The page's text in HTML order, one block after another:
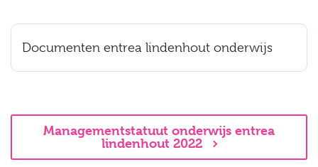
Documenten entrea lindenhout onderwijs
Managementstatuut onderwijs entrea
lindenhout 2022